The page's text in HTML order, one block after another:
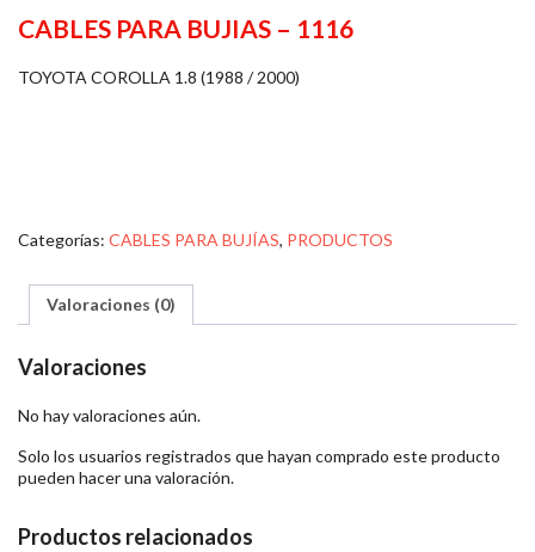
CABLES PARA BUJIAS – 1116
TOYOTA COROLLA 1.8 (1988 / 2000)
Categorías: CABLES PARA BUJÍAS, PRODUCTOS
Valoraciones (0)
Valoraciones
No hay valoraciones aún.
Solo los usuarios registrados que hayan comprado este producto
pueden hacer una valoración.
Productos relacionados